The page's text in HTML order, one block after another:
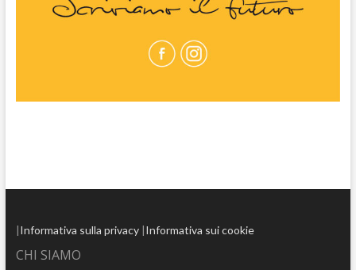
|Informativa sulla privacy|Informativa sui cookie
CHI SIAMO